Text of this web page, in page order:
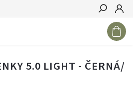
Hledat
5.0 LIGHT - ČERNÁ/